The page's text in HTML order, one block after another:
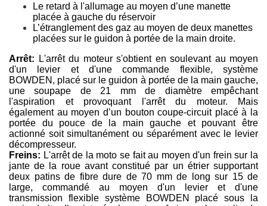
Le retard à l'allumage au moyen d’une manette
placée à gauche du réservoir
L’étranglement des gaz au moyen de deux manettes
placées sur le guidon à portée de la main droite.
Arrêt: L'arrêt du moteur s'obtient en soulevant au moyen
d'un levier et d'une commande flexible, système
BOWDEN, placé sur le guidon à portée de la main gauche,
une soupape de 21 mm de diamètre empêchant
l'aspiration et provoquant l'arrêt du moteur. Mais
également au moyen d’un bouton coupe-circuit placé à la
portée du pouce de la main gauche et pouvant être
actionné soit simultanément ou séparément avec le levier
décompresseur.
Freins: L'arrêt de la moto se fait au moyen d'un frein sur la
jante de la roue avant constitué par un étrier supportant
deux patins de fibre dure de 70 mm de long sur 15 de
large, commandé au moyen d'un levier et d'une
transmission flexible système BOWDEN placé sous la